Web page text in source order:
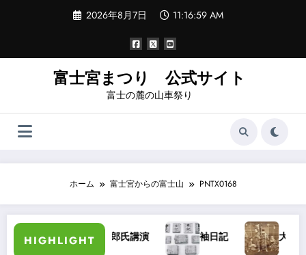
ツ
2026年8月7日 11:17:00 AM
富士宮まつり 公式サイト
富士の麓の山車祭り
ホーム 富士宮からの富士山 PNTX0168
HIGHLIGHT
加藤長三郎氏講演 袖日記 大宮浅間秋祭